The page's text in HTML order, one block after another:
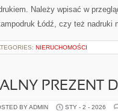
Należy wpisać w
Łódź, czy też nadruki
NIERUCHOMOŚCI
PREZENT
BY ADMIN STY - 2 - 2026